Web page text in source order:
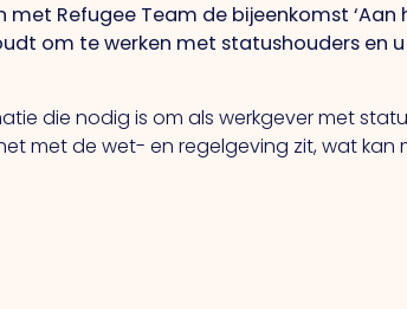
Refugee Team de bijeenkomst
om te werken met statushouders en
die nodig is om als werkgever met
met de wet- en regelgeving zit, wat